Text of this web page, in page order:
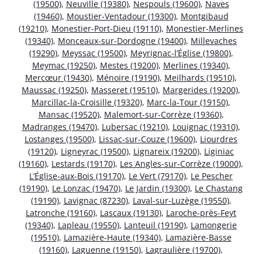
(19500), Neuville (19380), Nespouls (19600), Naves
(19460), Moustier-Ventadour (19300), Montgibaud
(19210), Monestier-Port-Dieu (19110), Monestier-Merlines
(19340), Monceaux-sur-Dordogne (19400), Millevaches
(19290), Meyssac (19500), Meyrignac-l’Église (19800),
Meymac (19250), Mestes (19200), Merlines (19340),
Mercœur (19430), Ménoire (19190), Meilhards (19510),
Maussac (19250), Masseret (19510), Margerides (19200),
Marcillac-la-Croisille (19320), Marc-la-Tour (19150),
Mansac (19520), Malemort-sur-Corrèze (19360),
Madranges (19470), Lubersac (19210), Louignac (19310),
Lostanges (19500), Lissac-sur-Couze (19600), Liourdres
(19120), Ligneyrac (19500), Lignareix (19200), Liginiac
(19160), Lestards (19170), Les Angles-sur-Corrèze (19000),
L’Église-aux-Bois (19170), Le Vert (79170), Le Pescher
(19190), Le Lonzac (19470), Le Jardin (19300), Le Chastang
(19190), Lavignac (87230), Laval-sur-Luzège (19550),
Latronche (19160), Lascaux (19130), Laroche-près-Feyt
(19340), Lapleau (19550), Lanteuil (19190), Lamongerie
(19510), Lamazière-Haute (19340), Lamazière-Basse
(19160), Laguenne (19150), Lagraulière (19700),